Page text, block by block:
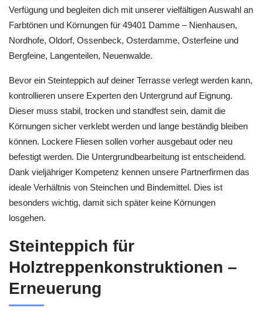
Verfügung und begleiten dich mit unserer vielfältigen Auswahl an
Farbtönen und Körnungen für 49401 Damme – Nienhausen,
Nordhofe, Oldorf, Ossenbeck, Osterdamme, Osterfeine und
Bergfeine, Langenteilen, Neuenwalde.
Bevor ein Steinteppich auf deiner Terrasse verlegt werden kann,
kontrollieren unsere Experten den Untergrund auf Eignung.
Dieser muss stabil, trocken und standfest sein, damit die
Körnungen sicher verklebt werden und lange beständig bleiben
können. Lockere Fliesen sollen vorher ausgebaut oder neu
befestigt werden. Die Untergrundbearbeitung ist entscheidend.
Dank vieljähriger Kompetenz kennen unsere Partnerfirmen das
ideale Verhältnis von Steinchen und Bindemittel. Dies ist
besonders wichtig, damit sich später keine Körnungen
losgehen.
Steinteppich für
Holztreppenkonstruktionen –
Erneuerung